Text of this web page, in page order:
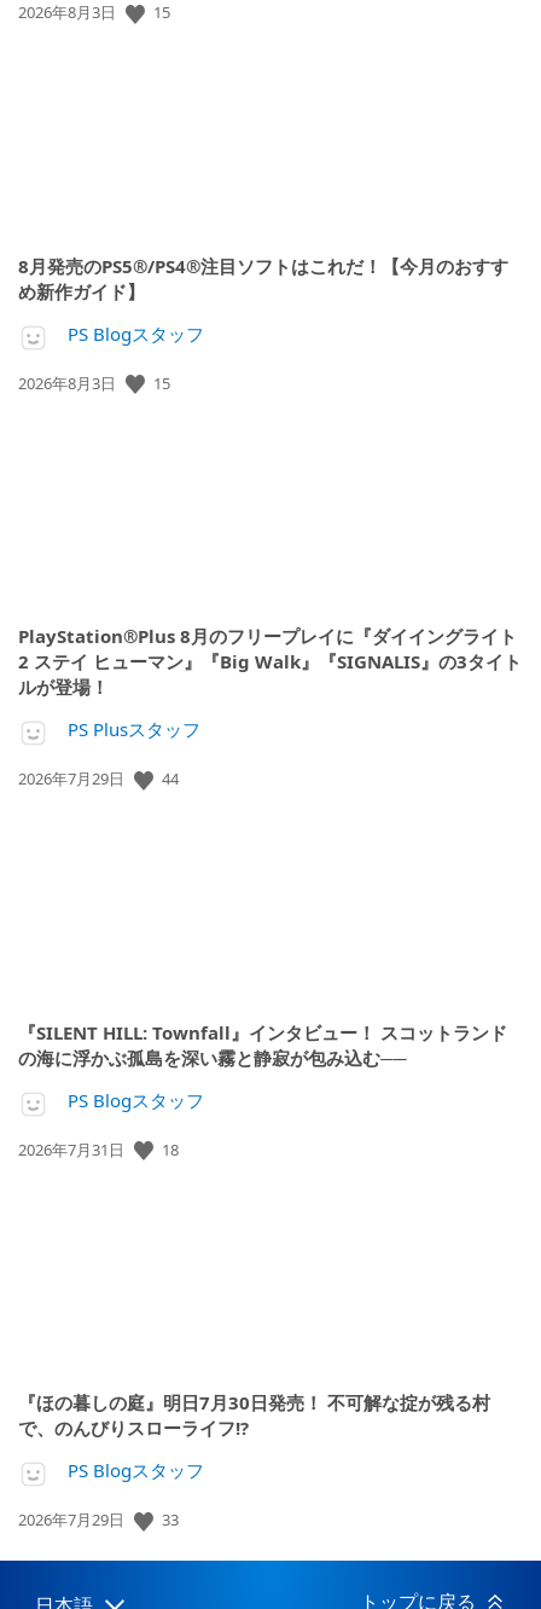
公
2026年8月3日 15
8月発売のPS5®/PS4®注目ソフトはこれだ！【今月のおすす
め新作ガイド】
PS Blogスタッフ
公
2026年8月3日 15
PlayStation®Plus 8月のフリープレイに『ダイイングライト
2 ステイ ヒューマン』『Big Walk』『SIGNALIS』の3タイト
ルが登場！
PS Plusスタッフ
公
2026年7月29日 44
『SILENT HILL: Townfall』インタビュー！ スコットランド
の海に浮かぶ孤島を深い霧と静寂が包み込む──
PS Blogスタッフ
公
2026年7月31日 18
『ほの暮しの庭』明日7月30日発売！ 不可解な掟が残る村
で、のんびりスローライフ!?
PS Blogスタッフ
公
日:
2026年7月29日 33
トップに戻る